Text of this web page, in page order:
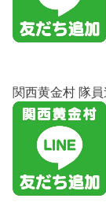
関西黄金村 隊